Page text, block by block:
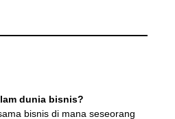
dunia bisnis?
bisnis di mana seseorang